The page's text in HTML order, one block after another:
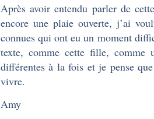
Après avoir entendu parler de
encore une plaie ouverte, j’ai
connues qui ont eu un moment
texte, comme cette fille, comme
différentes à la fois et je pense
vivre.
Amy